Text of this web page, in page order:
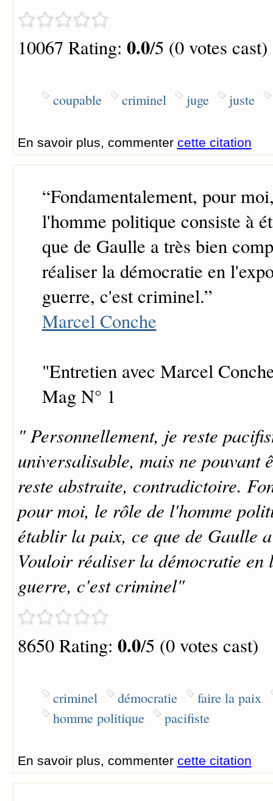
10067 Rating: 0.0/5 (0 votes cast)
coupable criminel juge juste
En savoir plus, commenter cette citation
“Fondamentalement, pour
l'homme politique consiste à
que de Gaulle a très bien
réaliser la démocratie en
guerre, c'est criminel.”
Marcel Conche
"Entretien avec Marcel
Mag N° 1
" Personnellement, je reste
universalisable, mais ne pouvant
reste abstraite, contradictoire.
pour moi, le rôle de l'homme
établir la paix, ce que de Gaulle
Vouloir réaliser la démocratie
guerre, c'est criminel"
8650 Rating: 0.0/5 (0 votes cast)
criminel démocratie
faire la paix
homme politique
pacifiste
En savoir plus, commenter cette citation